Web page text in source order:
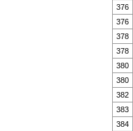
376
376
378
378
380
380
382
383
384